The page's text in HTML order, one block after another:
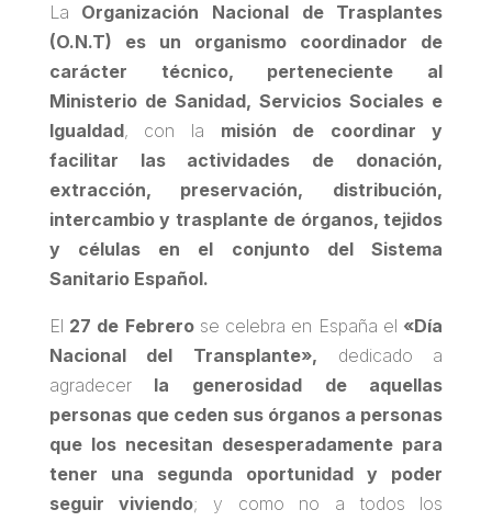
La Organización Nacional de Trasplantes
(O.N.T)
es un organismo coordinador de
carácter técnico, perteneciente al
Ministerio de Sanidad, Servicios Sociales e
Igualdad, con la misión de coordinar y
facilitar las actividades de donación,
extracción, preservación, distribución,
intercambio y trasplante de órganos, tejidos
y células en el conjunto del Sistema
Sanitario Español.
El 27 de Febrerose celebra en España el «Día
Nacional del Transplante», dedicado a
agradecer la generosidad de aquellas
personas que ceden sus órganos a personas
que los necesitan desesperadamente para
tener una segunda oportunidad y poder
seguir viviendo; y como no a todos los